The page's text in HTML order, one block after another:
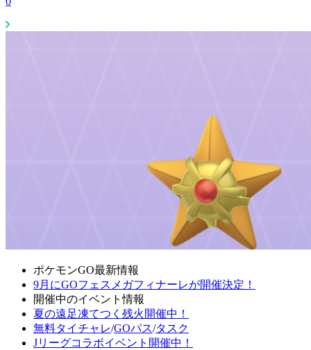
ポケモンGO最新情報
9月にGOフェスメガフィナーレが開催決定！
開催中のイベント情報
夏の遠足凍てつく残火開催中！
無料タイチャレ/GOパス/タスク
Jリーグコラボイベント開催中！